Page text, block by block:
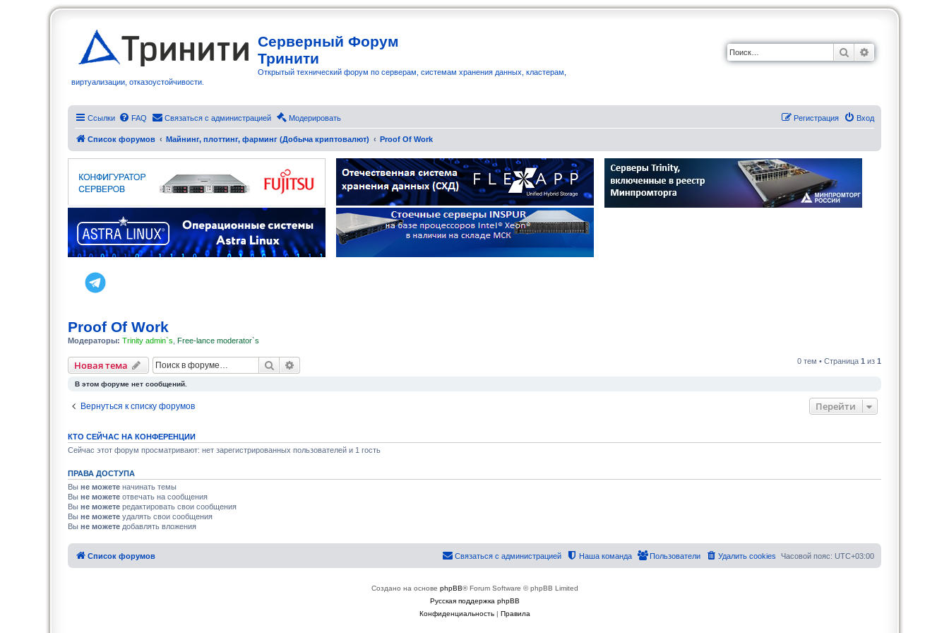
Серверный Форум
Тринити
Открытый технический форум по серверам, системам хранения данных, кластерам,
виртуализации, отказоустойчивости.
Поиск
Ссылки FAQ Связаться с администрацией Модерировать Вход
Регистрация
Список форумов Майнинг, плоттинг, фарминг (Добыча криптовалют) Proof Of Work
Proof Of Work
Модераторы: Trinity admin`s Free-lance moderator`s
Новая тема Поиск 0 тем • Страница 1 из 1
В этом форуме нет сообщений.
Вернуться к списку форумов Перейти
КТО СЕЙЧАС НА КОНФЕРЕНЦИИ
Сейчас этот форум просматривают: нет зарегистрированных пользователей и 1 гость
ПРАВА ДОСТУПА
Вы не можете начинать темы
Вы не можете отвечать на сообщения
Вы не можете редактировать свои сообщения
Вы не можете удалять свои сообщения
Вы не можете добавлять вложения
Список форумов Часовой пояс: UTC+03:00
Удалить cookies
Пользователи
Наша команда
Связаться с администрацией
Создано на основе phpBB® Forum Software © phpBB Limited
Русская поддержка phpBB
Конфиденциальность| Правила